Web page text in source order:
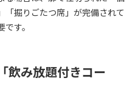
「掘りごたつ席」が完備されて
す。
飲み放題付きコー